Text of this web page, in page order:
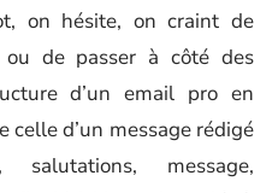
on hésite, on craint de
de passer à côté des
d’un email pro en
celle d’un message rédigé
message,